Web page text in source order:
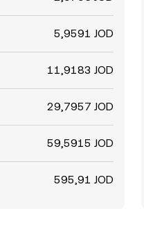
5,9591 JOD
11,9183 JOD
29,7957 JOD
59,5915 JOD
595,91 JOD